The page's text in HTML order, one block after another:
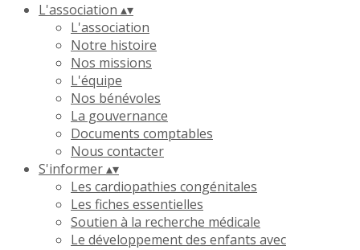
L'association ▴▾
L'association
Notre histoire
Nos missions
L'équipe
Nos bénévoles
La gouvernance
Documents comptables
Nous contacter
S'informer▴▾
Les cardiopathies congénitales
Les fiches essentielles
Soutien à la recherche médicale
Le développement des enfants avec